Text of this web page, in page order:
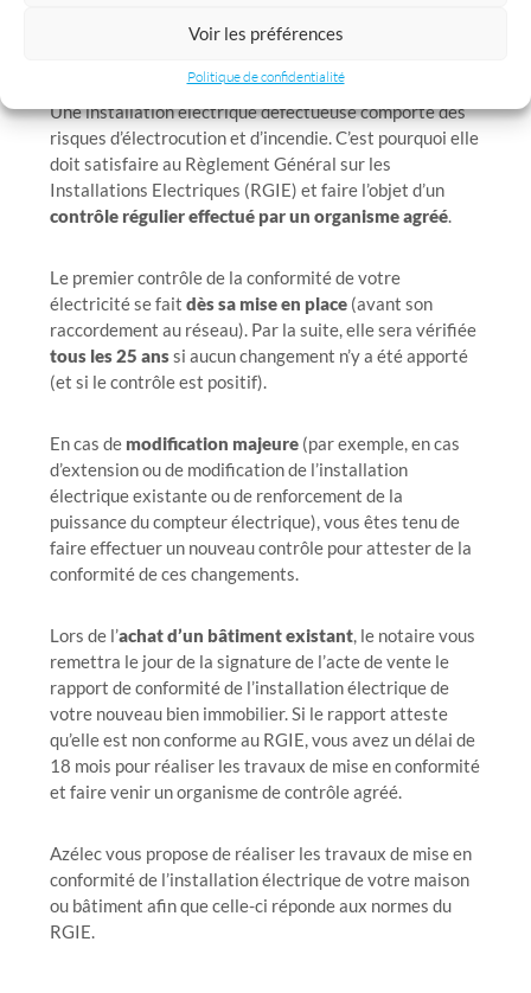
Voir les préférences
Politique de confidentialité
Optez pour une installation électrique sûre !
Une installation électrique défectueuse comporte des
risques d’électrocution et d’incendie. C’est pourquoi elle
doit satisfaire au Règlement Général sur les
Installations Electriques (RGIE) et faire l’objet d’un
contrôle régulier effectué par un organisme agréé.
Le premier contrôle de la conformité de votre
électricité se fait dès sa mise en place (avant son
raccordement au réseau). Par la suite, elle sera vérifiée
tous les 25 anssi aucun changement n’y a été apporté
(et si le contrôle est positif).
En cas de modification majeure (par exemple, en cas
d’extension ou de modification de l’installation
électrique existante ou de renforcement de la
puissance du compteur électrique), vous êtes tenu de
faire effectuer un nouveau contrôle pour attester de la
conformité de ces changements.
Lors de l’achat d’un bâtiment existant, le notaire vous
remettra le jour de la signature de l’acte de vente le
rapport de conformité de l’installation électrique de
votre nouveau bien immobilier. Si le rapport atteste
qu’elle est non conforme au RGIE, vous avez un délai de
18 mois pour réaliser les travaux de mise en conformité
et faire venir un organisme de contrôle agréé.
Azélec vous propose de réaliser les travaux de mise en
conformité de l’installation électrique de votre maison
ou bâtiment afin que celle-ci réponde aux normes du
RGIE.